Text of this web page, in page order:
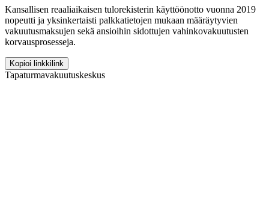
Kansallisen reaaliaikaisen tulorekisterin käyttöönotto vuonna 2019
nopeutti ja yksinkertaisti palkkatietojen mukaan määräytyvien
vakuutusmaksujen sekä ansioihin sidottujen vahinkovakuutusten
korvausprosesseja.
Kopioi linkkilink
Tapaturmavakuutuskeskus